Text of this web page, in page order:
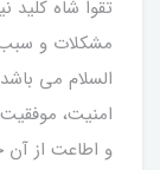
تقوا شاه کلید
مشکلات و سبب
السلام می
امنیت،
و اطاعت از آن